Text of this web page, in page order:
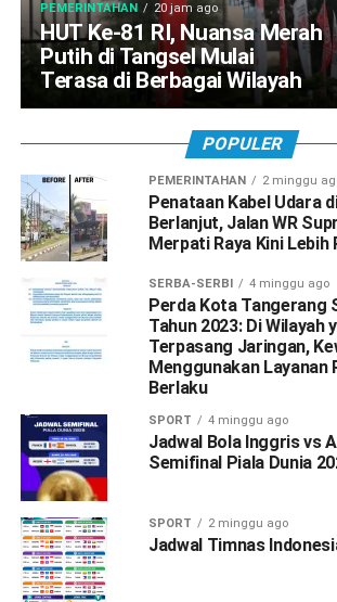
PEMERINTAHAN 20 jam ago
HUT Ke-81 RI, Nuansa Merah
Putih di Tangsel Mulai
Terasa di Berbagai Wilayah
POPULER
PEMERINTAHAN 2 minggu
Penataan Kabel Udara
Berlanjut, Jalan WR
Merpati Raya Kini Lebih
SERBA-SERBI 4 minggu ago
Perda Kota Tangerang
Tahun 2023: Di Wilayah
Terpasang Jaringan,
Menggunakan Layanan
Berlaku
SPORT 4 minggu ago
Jadwal Bola Inggris vs
Semifinal Piala Dunia
SPORT 2 minggu ago
Jadwal Timnas